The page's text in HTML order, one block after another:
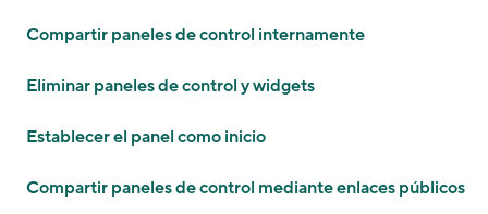
Compartir paneles de control internamente
Eliminar paneles de control y widgets
Establecer el panel como inicio
Compartir paneles de control mediante enlaces públicos